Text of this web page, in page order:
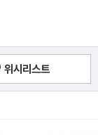
위시리스트